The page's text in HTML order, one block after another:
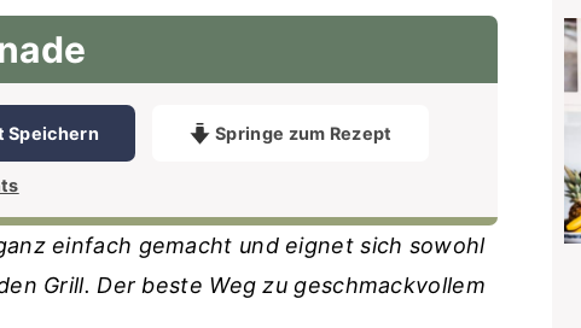
Speichern Springe zum Rezept
einfach gemacht und eignet sich sowohl
Grill. Der beste Weg zu geschmackvollem